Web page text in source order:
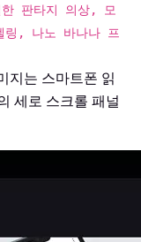
판타지 의상, 모
링, 나노 바나나 프
지는 스마트폰 읽
세로 스크롤 패널